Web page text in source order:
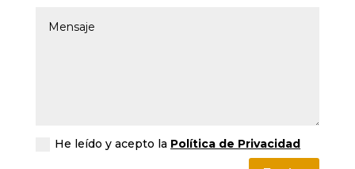
He leído y acepto la Política de Privacidad